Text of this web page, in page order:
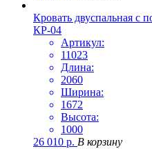
Кровать двуспальная с
КР-04
Артикул:
11023
Длина:
2060
Ширина:
1672
Высота:
1000
26 010 р. В корзину